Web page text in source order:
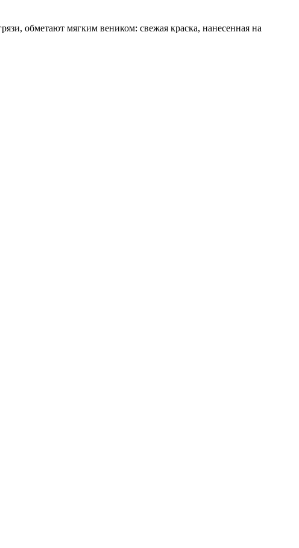
обметают мягким веником: свежая краска, нанесенная на